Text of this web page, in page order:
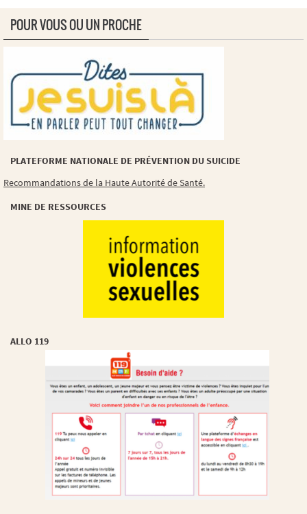
POUR VOUS OU UN PROCHE
PLATEFORME NATIONALE DE PRÉVENTION DU SUICIDE
Recommandations de la Haute Autorité de Santé.
MINE DE RESSOURCES
ALLO 119